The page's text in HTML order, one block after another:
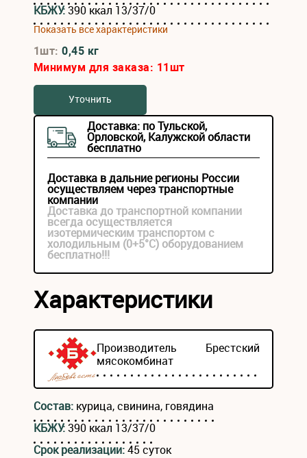
КБЖУ:390 ккал 13/37/0
Показать все характеристики
1шт:0,45 кг
Минимум для заказа: 11шт
Уточнить
Доставка: по Тульской,
Орловской, Калужской области
бесплатно
Доставка в дальние регионы России
осуществляем через транспортные
компании
Доставка до транспортной компании
всегда осуществляется
изотермическим транспортом с
холодильным (0+5°С) оборудованием
бесплатно!!!
Характеристики
Производитель Брестский
мясокомбинат
Состав: курица, свинина, говядина
КБЖУ:390 ккал 13/37/0
Срок реализации:45 суток